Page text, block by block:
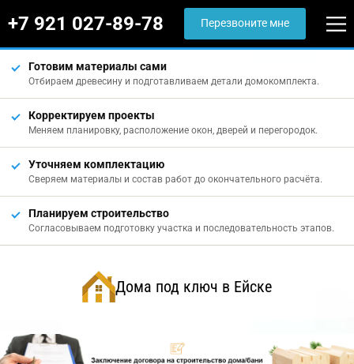
+7 921 027-89-78 Перезвоните мне
Готовим материалы сами
Отбираем древесину и подготавливаем детали домокомплекта.
Корректируем проекты
Меняем планировку, расположение окон, дверей и перегородок.
Уточняем комплектацию
Сверяем материалы и состав работ до окончательного расчёта.
Планируем строительство
Согласовываем подготовку участка и последовательность этапов.
Дома под ключ в Ейске